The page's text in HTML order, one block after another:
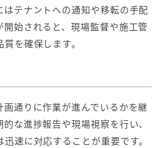
テナントへの通知や移転の手配
始されると、現場監督や施工管
を確保します。
通りに作業が進んでいるかを継
な進捗報告や現場視察を行い、
速に対応することが重要です。